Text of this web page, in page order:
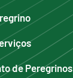
de Peregrinos